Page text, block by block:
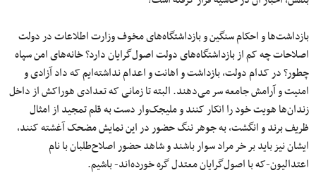
بازداشت‌ها و احکام سنگین و بازداشتگاه‌های مخوف وزارت اطلاعات در دولت
اصلاحات چه کم از بازداشتگاه‌های دولت اصول‌گرایان دارد؟ خانه‌های امن سپاه
چطور؟ در کدام دولت، بازداشت و اهانت و اعدام نداشته‌ایم که داد آزادی و
امنیت و آرامش جامعه سر می‌دهند. البته تا زمانی که تعدادی هوراکش از داخل
زندان‌ها هویت خود را انکار کنند و ملیجک‌وار دست به قلم تمجید از امثال
ظریف برند و انگشت، به جوهر ننگ حضور در این نمایش مضحک آغشته کنند،
ایشان نیز باید بر خر مراد سوار باشند و شاهد حضور اصلاح‌طلبان با نام
اعتدالیون-که با اصول‌گرایان معتدل گره خورده‌اند- باشیم.